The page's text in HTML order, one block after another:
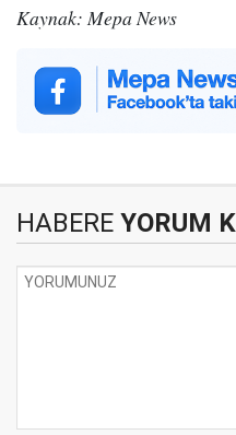
Kaynak: Mepa News
HABERE YORUM